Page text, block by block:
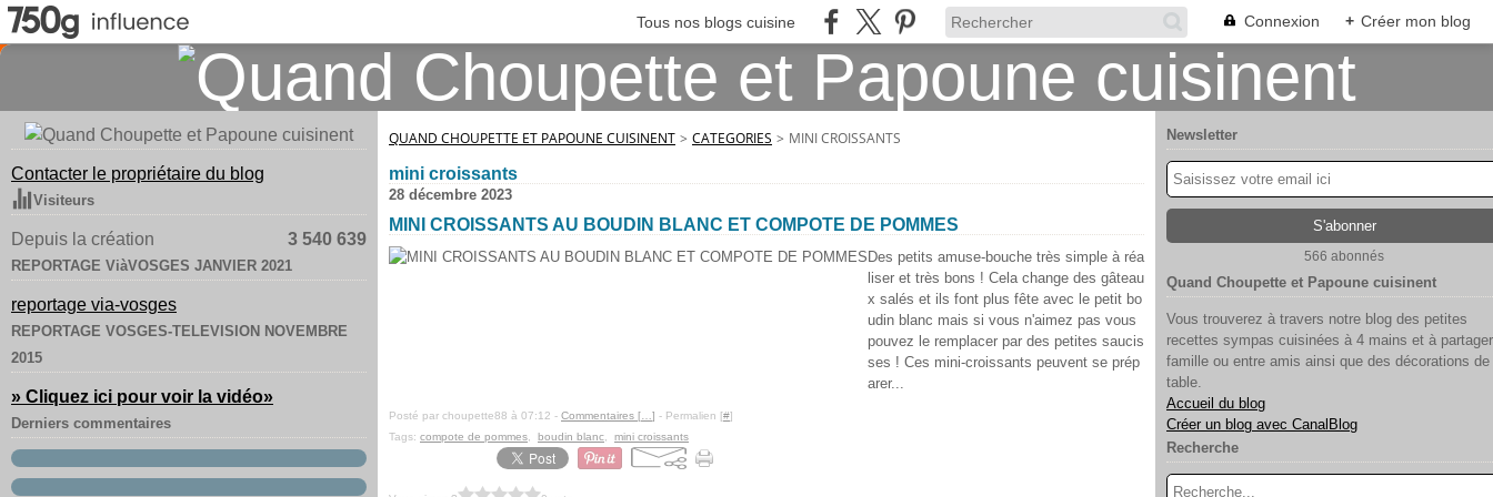
Tous nos blogs cuisine Connexion + Créer mon blog
Contacter le propriétaire du blog
Visiteurs
Depuis la création 3 540 639
REPORTAGE ViàVOSGES JANVIER 2021
reportage via-vosges
REPORTAGE VOSGES-TELEVISION NOVEMBRE
2015
» Cliquez ici pour voir la vidéo»
Derniers commentaires
QUAND CHOUPETTE ET PAPOUNE CUISINENT > CATEGORIES > MINI CROISSANTS
mini croissants
28 décembre 2023
MINI CROISSANTS AU BOUDIN BLANC ET COMPOTE DE POMMES
Des petits amuse-bouche très simple à réa
liser et très bons ! Cela change des gâteau
x salés et ils font plus fête avec le petit bo
udin blanc mais si vous n'aimez pas vous
pouvez le remplacer par des petites saucis
ses ! Ces mini-croissants peuvent se prép
arer...
Posté par choupette88 à 07:12 - Commentaires [ ] - Permalien [#]
Tags: compote de pommes boudin blanc mini croissants
Newsletter
566 abonnés
Quand Choupette et Papoune cuisinent
Vous trouverez à travers notre blog des petites
recettes sympas cuisinées à 4 mains et à
famille ou entre amis ainsi que des décorations de
table.
Accueil du blog
Créer un blog avec CanalBlog
Recherche